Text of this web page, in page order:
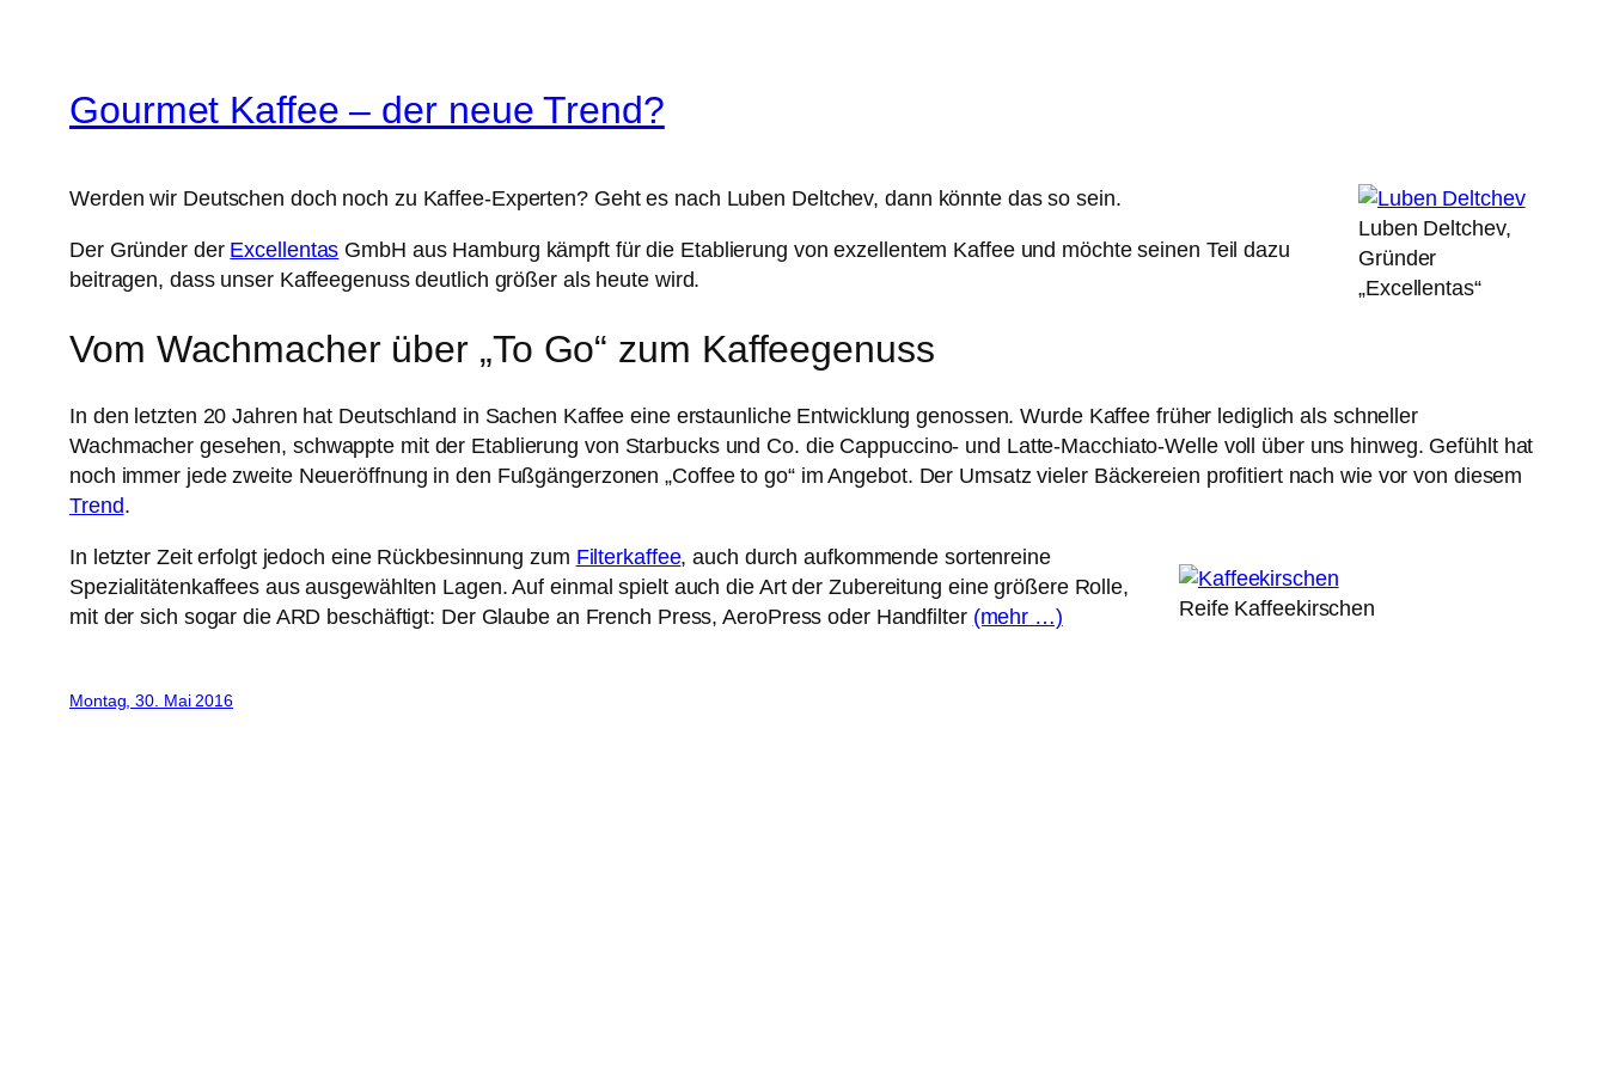
Gourmet Kaffee – der neue Trend?
Luben Deltchev,
Gründer
„Excellentas“
Werden wir Deutschen doch noch zu Kaffee-Experten? Geht es nach Luben Deltchev, dann könnte das so sein.
Der Gründer der Excellentas GmbH aus Hamburg kämpft für die Etablierung von exzellentem Kaffee und möchte seinen Teil dazu
beitragen, dass unser Kaffeegenuss deutlich größer als heute wird.
Vom Wachmacher über „To Go“ zum Kaffeegenuss
In den letzten 20 Jahren hat Deutschland in Sachen Kaffee eine erstaunliche Entwicklung genossen. Wurde Kaffee früher lediglich als schneller
Wachmacher gesehen, schwappte mit der Etablierung von Starbucks und Co. die Cappuccino- und Latte-Macchiato-Welle voll über uns hinweg. Gefühlt hat
noch immer jede zweite Neueröffnung in den Fußgängerzonen „Coffee to go“ im Angebot. Der Umsatz vieler Bäckereien profitiert nach wie vor von diesem
Trend.
Reife Kaffeekirschen
In letzter Zeit erfolgt jedoch eine Rückbesinnung zum Filterkaffee, auch durch aufkommende sortenreine
Spezialitätenkaffees aus ausgewählten Lagen. Auf einmal spielt auch die Art der Zubereitung eine größere Rolle,
mit der sich sogar die ARD beschäftigt: Der Glaube an French Press, AeroPress oder Handfilter (mehr …)
Montag, 30. Mai 2016